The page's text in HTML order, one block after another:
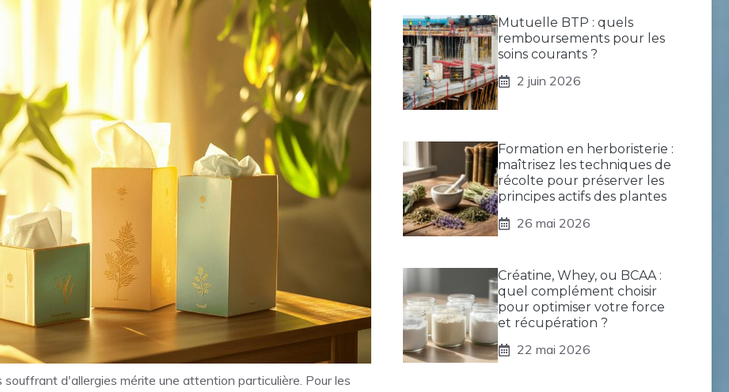
d'allergies mérite une attention particulière. Pour les
Mutuelle BTP : quels
remboursements pour les
soins courants ?
2 juin 2026
Formation en herboristerie :
maîtrisez les techniques de
récolte pour préserver les
principes actifs des plantes
26 mai 2026
Créatine, Whey, ou BCAA :
quel complément choisir
pour optimiser votre force
et récupération ?
22 mai 2026